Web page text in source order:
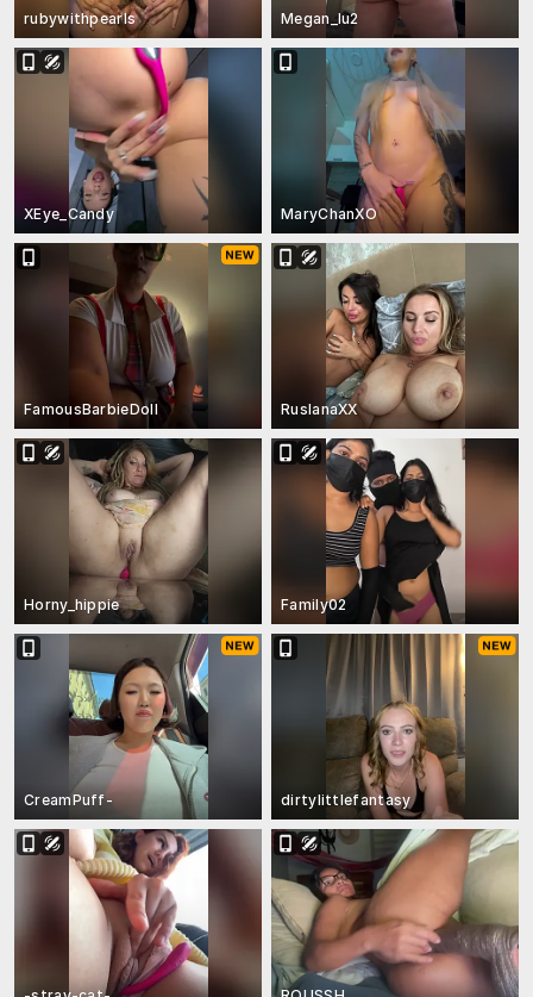
rubywithpearls Megan_lu2
XEye_Candy MaryChanXO
FamousBarbieDoll RuslanaXX
Horny_hippie Family02
CreamPuff- dirtylittlefantasy